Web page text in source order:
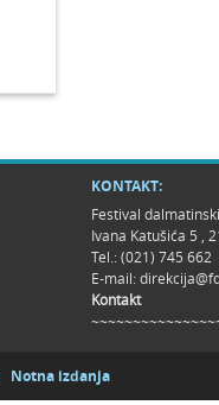
KONTAKT:
Festival
Ivana Katušića 5 ,
Tel.: (021) 745 662
E-mail:
Kontakt
Notna izdanja